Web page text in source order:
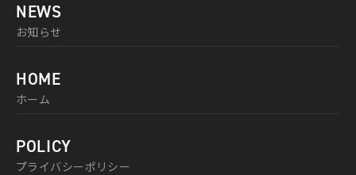
NEWS
お知らせ
HOME
ホーム
POLICY
プライバシーポリシー